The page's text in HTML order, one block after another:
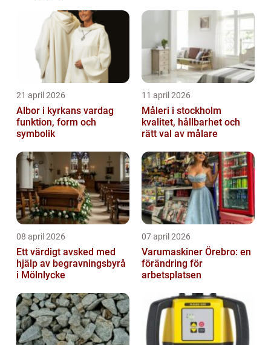
21 april 2026
Albor i kyrkans vardag
funktion, form och
symbolik
11 april 2026
Måleri i stockholm
kvalitet, hållbarhet och
rätt val av målare
08 april 2026
Ett värdigt avsked med
hjälp av begravningsbyrå
i Mölnlycke
07 april 2026
Varumaskiner Örebro: en
förändring för
arbetsplatsen